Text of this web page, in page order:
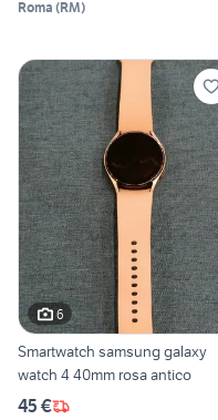
Roma (RM)
6
Smartwatch samsung galaxy
watch 4 40mm rosa antico
45 €